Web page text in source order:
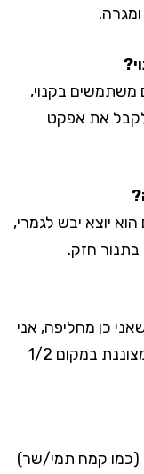
משתמשים בקנוי,
לקבל את אפקט
יוצא יבש לגמרי,
בתנור חזק.
כן מחליפה, אני
משתמשת ב-100 גרם חמאה מומסת ומצוננת במקום 1/2
(כמו קמח תמי/שר)